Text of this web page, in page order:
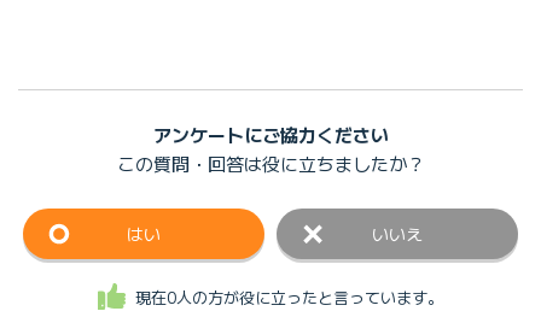
アンケートにご協力ください
この質問・回答は役に立ちましたか？
はい いいえ
現在0人の方が役に立ったと言っています。